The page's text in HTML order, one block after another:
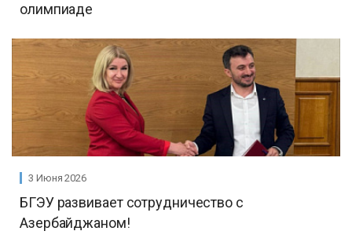
олимпиаде
3 Июня 2026
БГЭУ развивает сотрудничество с
Азербайджаном!